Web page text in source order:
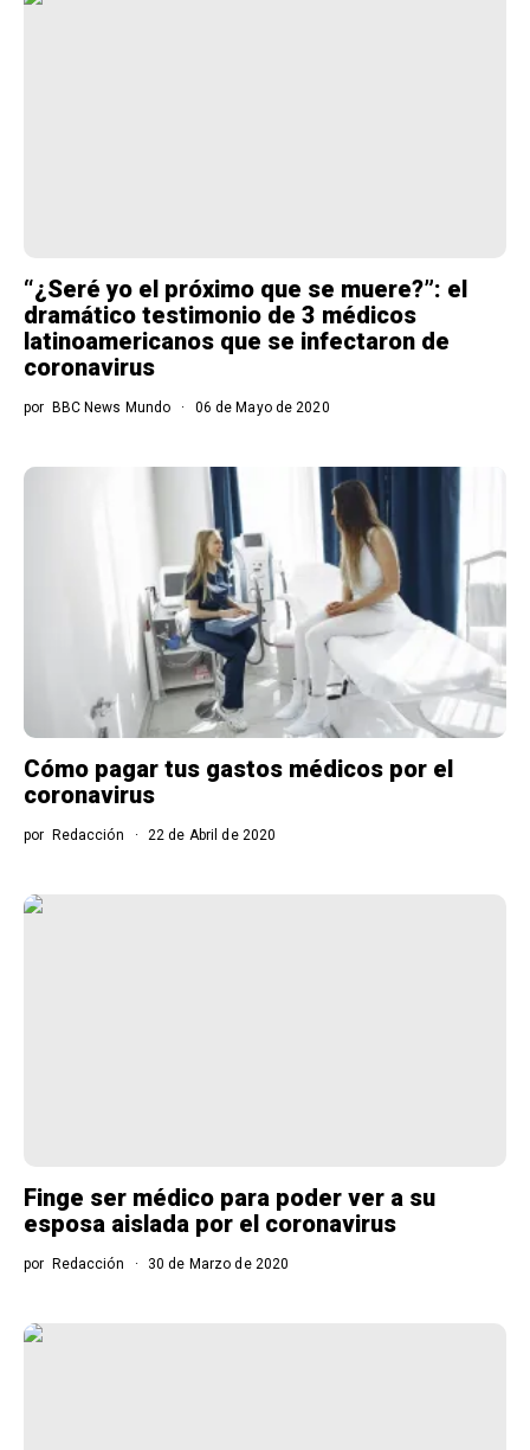
“¿Seré yo el próximo que se muere?”: el
dramático testimonio de 3 médicos
latinoamericanos que se infectaron de
coronavirus
por BBC News Mundo 06 de Mayo de 2020
Cómo pagar tus gastos médicos por el
coronavirus
por Redacción 22 de Abril de 2020
Finge ser médico para poder ver a su
esposa aislada por el coronavirus
por Redacción 30 de Marzo de 2020